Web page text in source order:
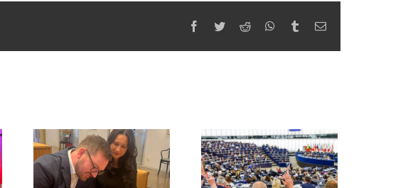
Facebook
TwitterReddit WhatsApp
TumblrEmail